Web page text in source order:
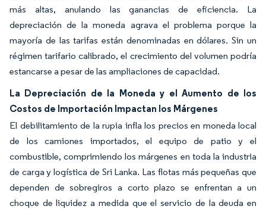
más altas, anulando las ganancias de eficiencia. La
depreciación de la moneda agrava el problema porque la
mayoría de las tarifas están denominadas en dólares. Sin un
régimen tarifario calibrado, el crecimiento del volumen podría
estancarse a pesar de las ampliaciones de capacidad.
La Depreciación de la Moneda y el Aumento de los
Costos de Importación Impactan los Márgenes
El debilitamiento de la rupia infla los precios en moneda local
de los camiones importados, el equipo de patio y el
combustible, comprimiendo los márgenes en toda la industria
de carga y logística de Sri Lanka. Las flotas más pequeñas que
dependen de sobregiros a corto plazo se enfrentan a un
choque de liquidez a medida que el servicio de la deuda en